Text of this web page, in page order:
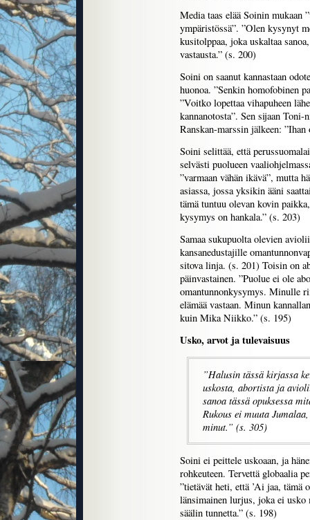
Media taas elää Soinin mukaan
ympäristössä”. ”Olen kysynyt
kusitolppaa, joka uskaltaa
vastausta.” (s. 200)
Soini on saanut kannastaan
huonoa. ”Senkin homofobinen
”Voitko lopettaa vihapuheen
kannanotosta”. Sen sijaan
Ranskan-marssin jälkeen:
Soini selittää, että
selvästi puolueen
”varmaan vähän ikävä”, mutta
asiassa, jossa yksikin ääni
tämä tuntuu olevan kovin
kysymys on hankala.” (s. 203)
Samaa sukupuolta olevien
kansanedustajille
sitova linja. (s. 201) Toisin on
päinvastainen. ”Puolue ei ole
omantunnonkysymys. Minulle
elämää vastaan. Minun
kuin Mika Niikko.” (s. 195)
Usko, arvot ja tulevaisuus
”Halusin tässä kirjassa
uskosta, abortista ja
sanoa tässä opuksessa
Rukous ei muuta
minut.” (s. 305)
Soini ei peittele uskoaan, ja
rohkeuteen. Tervettä globaalia
”tietävät heti, että ’Ai jaa,
länsimainen lurjus, joka ei usko
säälin tunnetta.” (s. 198)